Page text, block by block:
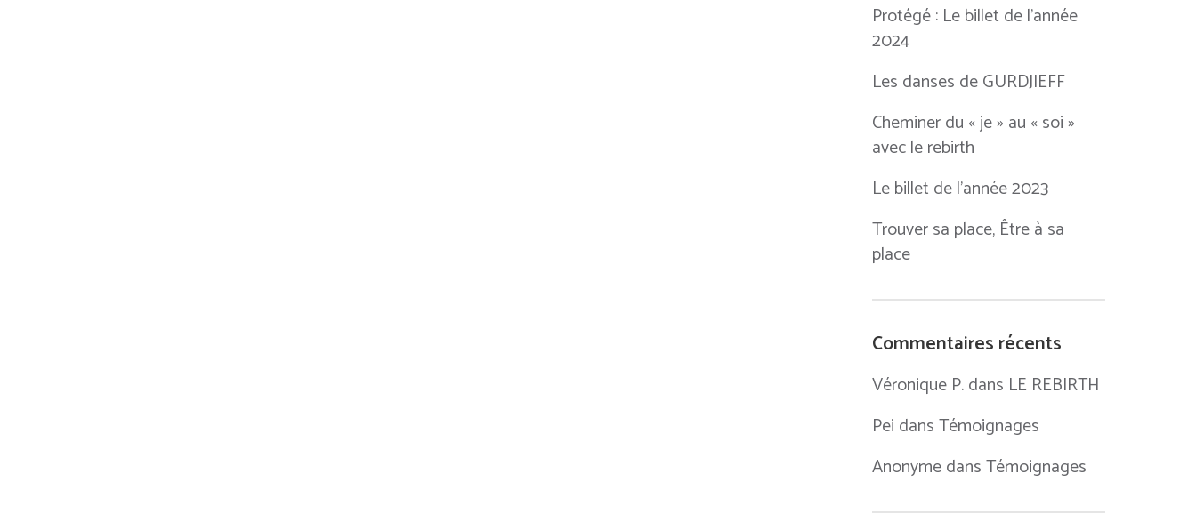
Protégé : Le billet de l’année
2024
Les danses de GURDJIEFF
Cheminer du « je » au « soi »
avec le rebirth
Le billet de l’année 2023
Trouver sa place, Être à sa
place
Commentaires récents
Véronique P.dans LE REBIRTH
Pei dansTémoignages
AnonymedansTémoignages